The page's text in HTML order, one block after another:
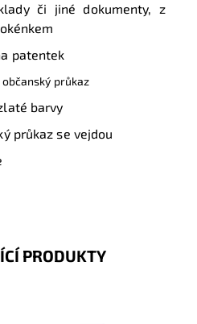
či jiné dokumenty, z
patentek
průkaz
barvy
průkaz se vejdou
PRODUKTY